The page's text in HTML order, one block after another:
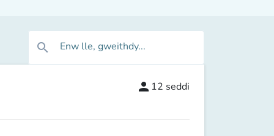
search Enw lle, gweithdy...
person 12 seddi